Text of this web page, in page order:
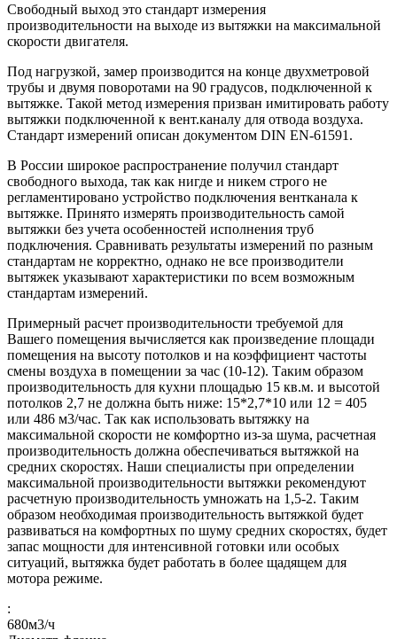
Свободный выход это стандарт измерения
производительности на выходе из вытяжки на максимальной
скорости двигателя.
Под нагрузкой, замер производится на конце двухметровой
трубы и двумя поворотами на 90 градусов, подключенной к
вытяжке. Такой метод измерения призван имитировать работу
вытяжки подключенной к вент.каналу для отвода воздуха.
Стандарт измерений описан документом DIN EN-61591.
В России широкое распространение получил стандарт
свободного выхода, так как нигде и никем строго не
регламентировано устройство подключения вентканала к
вытяжке. Принято измерять производительность самой
вытяжки без учета особенностей исполнения труб
подключения. Сравнивать результаты измерений по разным
стандартам не корректно, однако не все производители
вытяжек указывают характеристики по всем возможным
стандартам измерений.
Примерный расчет производительности требуемой для
Вашего помещения вычисляется как произведение площади
помещения на высоту потолков и на коэффициент частоты
смены воздуха в помещении за час (10-12). Таким образом
производительность для кухни площадью 15 кв.м. и высотой
потолков 2,7 не должна быть ниже: 15*2,7*10 или 12 = 405
или 486 м3/час. Так как использовать вытяжку на
максимальной скорости не комфортно из-за шума, расчетная
производительность должна обеспечиваться вытяжкой на
средних скоростях. Наши специалисты при определении
максимальной производительности вытяжки рекомендуют
расчетную производительность умножать на 1,5-2. Таким
образом необходимая производительность вытяжкой будет
развиваться на комфортных по шуму средних скоростях, будет
запас мощности для интенсивной готовки или особых
ситуаций, вытяжка будет работать в более щадящем для
мотора режиме.
:
680м3/ч